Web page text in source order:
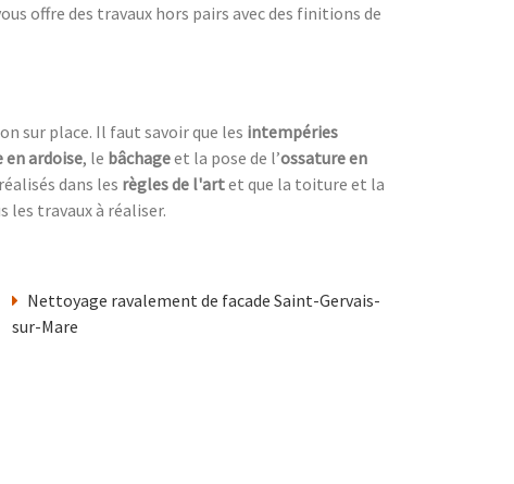
offre des travaux hors pairs avec des finitions de
sur place. Il faut savoir que les intempéries
en ardoise, le bâchageet la pose de l’ossature en
dans les règles de l'artet que la toiture et la
les travaux à réaliser.
Nettoyage ravalement de facade Saint-Gervais-
sur-Mare